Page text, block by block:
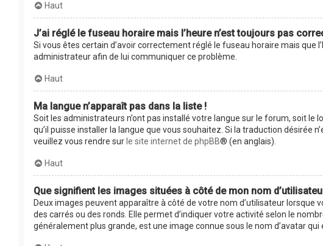
Haut
J’ai réglé le fuseau horaire mais l’heure n’est toujours pas
Si vous êtes certain d’avoir correctement réglé le fuseau horaire mais que
administrateur afin de lui communiquer ce problème.
Haut
Ma langue n’apparaît pas dans la liste !
Soit les administrateurs n’ont pas installé votre langue sur le forum, soit le
qu’il puisse installer la langue que vous souhaitez. Si la traduction désirée
veuillez vous rendre sur le site internet de phpBB® (en anglais).
Haut
Que signifient les images situées à côté de mon nom
Deux images peuvent apparaître à côté de votre nom d’utilisateur
des carrés ou des ronds. Elle permet d’indiquer votre activité selon le
généralement plus grande, est une image connue sous le nom d’avatar